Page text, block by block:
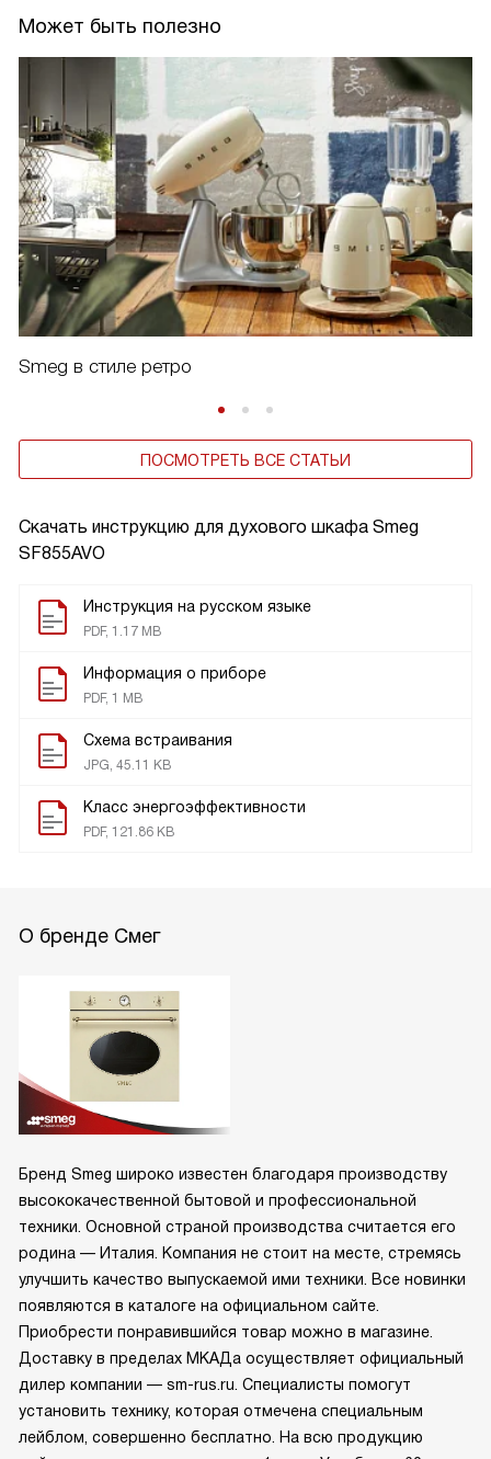
Скачать инструкцию для духового шкафа Smeg
SF855AVO
Инструкция на русском языке
PDF, 1.17 MB
Информация о приборе
PDF, 1 MB
Схема встраивания
JPG, 45.11 KB
Класс энергоэффективности
PDF, 121.86 KB
Может быть полезно
Smeg в стиле ретро
ПОСМОТРЕТЬ ВСЕ СТАТЬИ
О бренде Смег
Бренд Smeg широко известен благодаря производству
высококачественной бытовой и профессиональной
техники. Основной страной производства считается его
родина — Италия. Компания не стоит на месте, стремясь
улучшить качество выпускаемой ими техники. Все новинки
появляются в каталоге на официальном сайте.
Приобрести понравившийся товар можно в магазине.
Доставку в пределах МКАДа осуществляет официальный
дилер компании — sm-rus.ru. Специалисты помогут
установить технику, которая отмечена специальным
лейблом, совершенно бесплатно. На всю продукцию